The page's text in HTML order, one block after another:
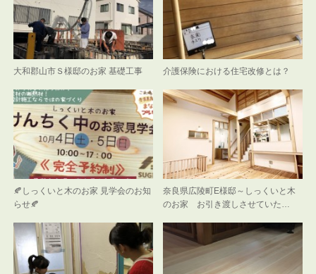
大和郡山市Ｓ様邸のお家 基礎工事 介護保険における住宅改修とは？
🍂しっくいと木のお家 見学会のお知
らせ🍂
奈良県広陵町E様邸～しっくいと木
のお家 お引き渡しさせていた…